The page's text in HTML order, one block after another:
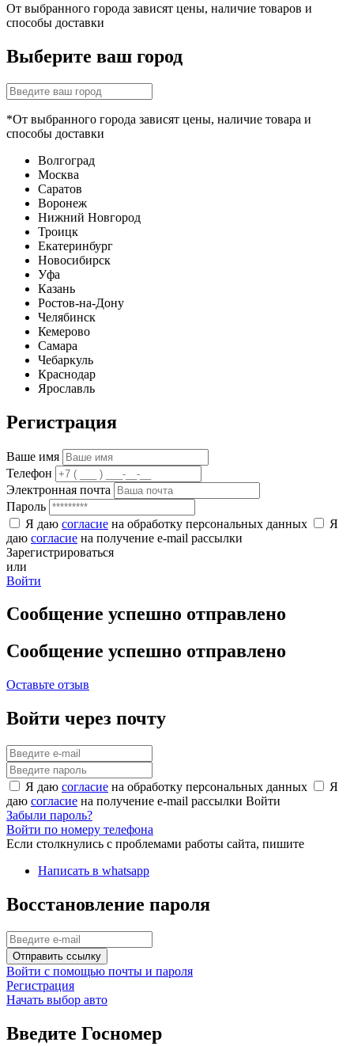
От выбранного города зависят цены, наличие товаров и
способы доставки
Выберите ваш город
*От выбранного города зависят цены, наличие товара и
способы доставки
Волгоград
Москва
Саратов
Воронеж
Нижний Новгород
Троицк
Екатеринбург
Новосибирск
Уфа
Казань
Ростов-на-Дону
Челябинск
Кемерово
Самара
Чебаркуль
Краснодар
Ярославль
Регистрация
Ваше имя
Телефон
Электронная почта
Пароль
Я даю согласие на обработку персональных данных
Я
даю согласие на получение e-mail рассылки
Зарегистрироваться
или
Войти
Сообщение успешно отправлено
Сообщение успешно отправлено
Оставьте отзыв
Войти через почту
Я даю согласие на обработку персональных данных
Я
даю согласие на получение e-mail рассылки Войти
Забыли пароль?
Войти по номеру телефона
Если столкнулись с проблемами работы сайта, пишите
Написать в whatsapp
Восстановление пароля
Отправить ссылку
Войти с помощью почты и пароля
Регистрация
Начать выбор авто
Введите Госномер